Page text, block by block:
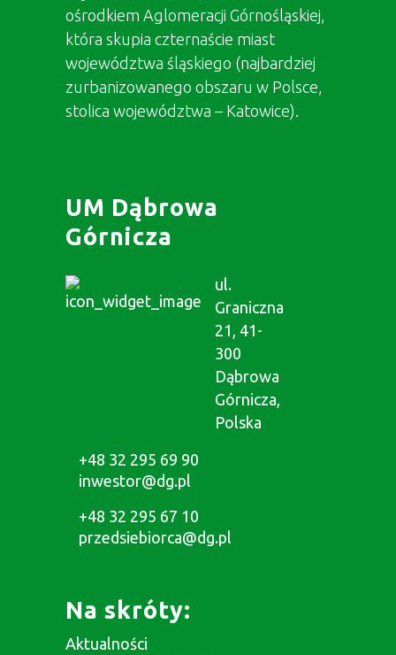
ośrodkiem Aglomeracji Górnośląskiej,
która skupia czternaście miast
województwa śląskiego (najbardziej
zurbanizowanego obszaru w Polsce,
stolica województwa – Katowice).
UM Dąbrowa
Górnicza
ul.
Graniczna
21, 41-
300
Dąbrowa
Górnicza,
Polska
+48 32 295 69 90
inwestor@dg.pl
+48 32 295 67 10
przedsiebiorca@dg.pl
Na skróty:
Aktualności